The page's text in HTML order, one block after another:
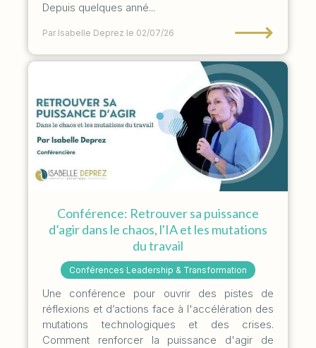
Depuis quelques anné...
Par Isabelle Deprez le 02/07/26 ⟶
Conférence: Retrouver sa puissance
d’agir dans le chaos, l'IA et les mutations
du travail
Conférences Leadership & Transformation
Une conférence pour ouvrir des pistes de
réflexions et d’actions face à l'accélération des
mutations technologiques et des crises.
Comment renforcer la puissance d'agir de